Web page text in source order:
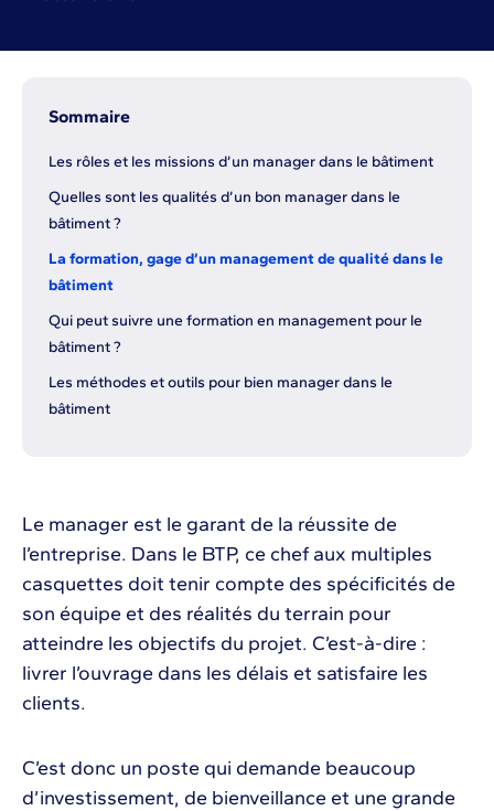
Sommaire
Les rôles et les missions d’un manager dans le bâtiment
Quelles sont les qualités d’un bon manager dans le
bâtiment ?
La formation, gage d’un management de qualité dans le
bâtiment
Qui peut suivre une formation en management pour le
bâtiment ?
Les méthodes et outils pour bien manager dans le
bâtiment
Le manager est le garant de la réussite de
l’entreprise. Dans le BTP, ce chef aux multiples
casquettes doit tenir compte des spécificités de
son équipe et des réalités du terrain pour
atteindre les objectifs du projet. C’est-à-dire :
livrer l’ouvrage dans les délais et satisfaire les
clients.
C’est donc un poste qui demande beaucoup
d’investissement, de bienveillance et une grande